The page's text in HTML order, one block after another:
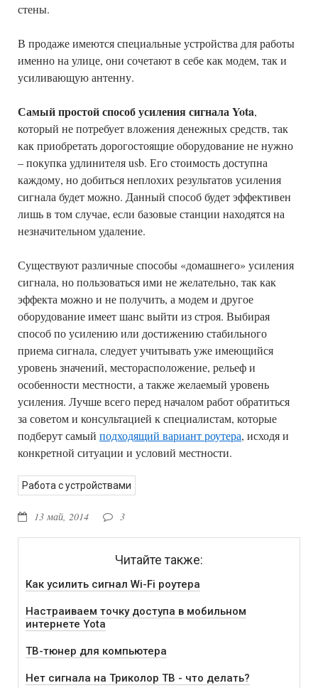
стены.
В продаже имеются специальные устройства для работы
именно на улице, они сочетают в себе как модем, так и
усиливающую антенну.
Самый простой способ усиления сигнала Yota,
который не потребует вложения денежных средств, так
как приобретать дорогостоящие оборудование не нужно
– покупка удлинителя usb. Его стоимость доступна
каждому, но добиться неплохих результатов усиления
сигнала будет можно. Данный способ будет эффективен
лишь в том случае, если базовые станции находятся на
незначительном удаление.
Существуют различные способы «домашнего» усиления
сигнала, но пользоваться ими не желательно, так как
эффекта можно и не получить, а модем и другое
оборудование имеет шанс выйти из строя. Выбирая
способ по усилению или достижению стабильного
приема сигнала, следует учитывать уже имеющийся
уровень значений, месторасположение, рельеф и
особенности местности, а также желаемый уровень
усиления. Лучше всего перед началом работ обратиться
за советом и консультацией к специалистам, которые
подберут самый подходящий вариант роутера, исходя и
конкретной ситуации и условий местности.
Работа с устройствами
13 май, 2014 3
Читайте также:
Как усилить сигнал Wi-Fi роутера
Настраиваем точку доступа в мобильном
интернете Yota
ТВ-тюнер для компьютера
Нет сигнала на Триколор ТВ - что делать?